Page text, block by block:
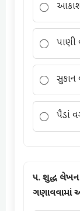
આકાશ
પાણી
સુકાન
પૈડાં
૫. શુદ્ધ લેખન
ગણાવવામાં